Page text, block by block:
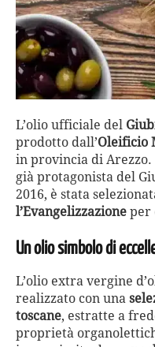
L’olio ufficiale del
prodotto dall’Oleificio
in provincia di Arezzo.
già protagonista del
2016, è stata
l’Evangelizzazione per
Un olio simbolo di
L’olio extra vergine
realizzato con una
toscane, estratte a
proprietà